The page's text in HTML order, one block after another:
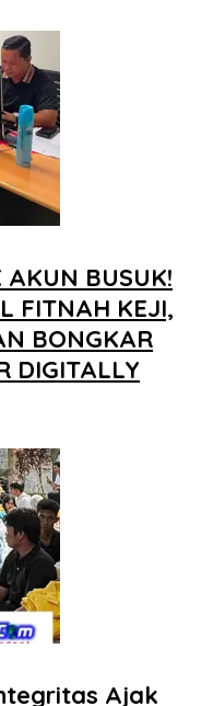
AKUN BUSUK!
FITNAH KEJI,
BONGKAR
DIGITALLY
Ajak